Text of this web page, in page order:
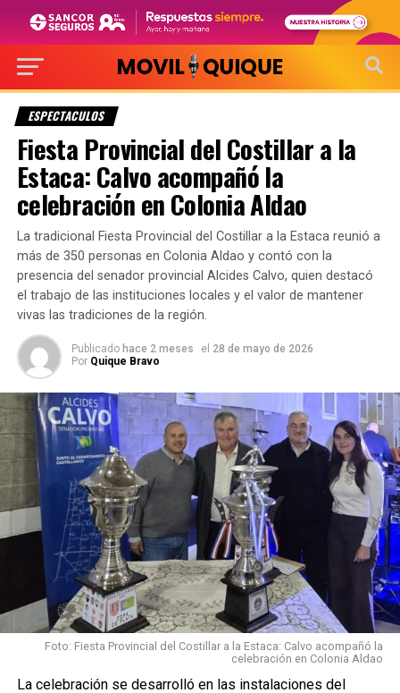
ESPECTACULOS
Fiesta Provincial del Costillar a la
Estaca: Calvo acompañó la
celebración en Colonia Aldao
La tradicional Fiesta Provincial del Costillar a la Estaca reunió a
más de 350 personas en Colonia Aldao y contó con la
presencia del senador provincial Alcides Calvo, quien destacó
el trabajo de las instituciones locales y el valor de mantener
vivas las tradiciones de la región.
Publicado hace 2 meses el 28 de mayo de 2026
Por Quique Bravo
Foto: Fiesta Provincial del Costillar a la Estaca: Calvo acompañó la
celebración en Colonia Aldao
La celebración se desarrolló en las instalaciones del